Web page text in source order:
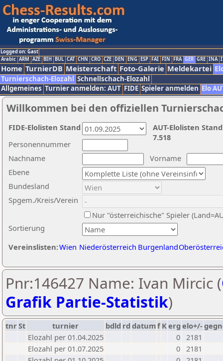
Logged on: Gast
Arabic ARM AZE BIH BUL CAT CHN CRO CZE DEN ENG ESP FAI FIN FRA GER GRE INA
Home TurnierDB Meisterschaft Foto-Galerie Meldekartei
Turnierschach-Elozahl Schnellschach-Elozahl
Allgemeines Turnier anmelden: AUT FIDE Spieler anmelden Elo
Willkommen bei den offiziellen
Nachname
Vorname
Ebene
Sortierung
Personennummer
Bundesland
Spgem./Kreis/Verein
Nur "österreichische" Spieler
Vereinslisten:Wien Niederösterreich Burgenland
AUT-Elolisten
7.518
FIDE-Elolisten Stand
Pnr:146427 Name: Ivan Mircic (
Grafik Partie-Statistik)
tnrSt turnier bdld rd datumf Kerg elo+/-
Elozahl per 01.04.2025
0 2181
Elozahl per 01.07.2025
0 2181